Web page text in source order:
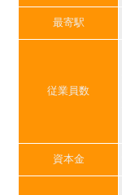
最寄駅
従業員数
資本金